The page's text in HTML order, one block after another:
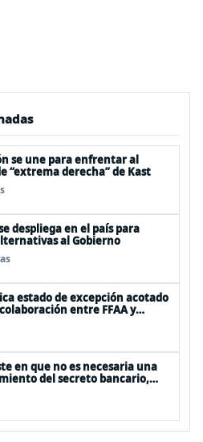
se une para enfrentar al
“extrema derecha” de Kast
despliega en el país para
al Gobierno
estado de excepción acotado
entre FFAA y
algo del todo pertinente
en que no es necesaria una
del secreto bancario,